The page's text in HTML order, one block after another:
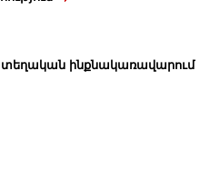
ինքնակառավարում